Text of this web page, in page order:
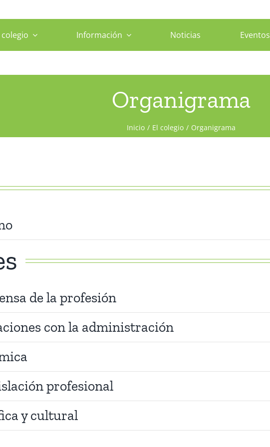
colegio Información Noticias Eventos
Organigrama
Inicio El colegio Organigrama
de la profesión
con la administración
profesional
y cultural